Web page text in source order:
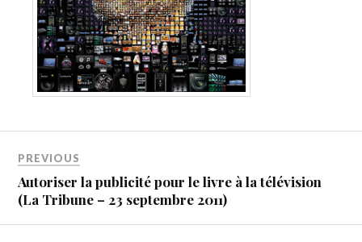
PREVIOUS
Autoriser la publicité pour le livre à la télévision
(La Tribune – 23 septembre 2011)